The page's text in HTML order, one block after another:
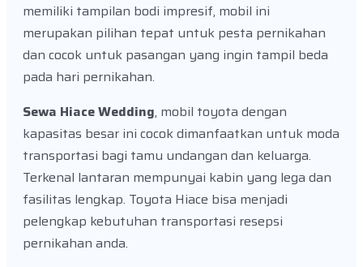
memiliki tampilan bodi impresif, mobil ini
merupakan pilihan tepat untuk pesta pernikahan
dan cocok untuk pasangan yang ingin tampil beda
pada hari pernikahan.
Sewa Hiace Wedding, mobil toyota dengan
kapasitas besar ini cocok dimanfaatkan untuk moda
transportasi bagi tamu undangan dan keluarga.
Terkenal lantaran mempunyai kabin yang lega dan
fasilitas lengkap. Toyota Hiace bisa menjadi
pelengkap kebutuhan transportasi resepsi
pernikahan anda.